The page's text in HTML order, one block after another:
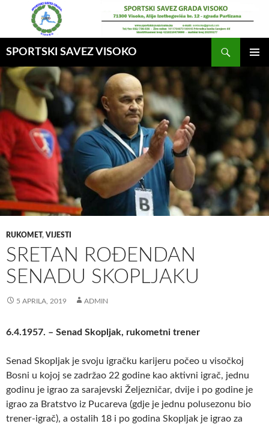
SPORTSKI SAVEZ VISOKO
RUKOMET, VIJESTI
SRETAN ROĐENDAN
SENADU SKOPLJAKU
5 APRILA, 2019 ADMIN
6.4.1957. – Senad Skopljak, rukometni trener
Senad Skopljak je svoju igračku karijeru počeo u visočkoj
Bosni u kojoj se zadržao 22 godine kao aktivni igrač, jednu
godinu je igrao za sarajevski Željezničar, dvije i po godine je
igrao za Bratstvo iz Pucareva (gdje je jednu polusezonu bio
trener-igrač), a ostalih 18 i po godina Skopljak je igrao za